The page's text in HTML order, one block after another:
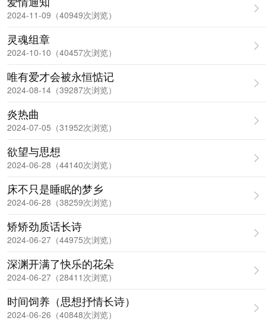
2024-11-09（40949次浏览）
灵魂组章
2024-10-10（40457次浏览）
唯有爱才会被永恒惦记
2024-08-14（39287次浏览）
炎热曲
2024-07-05（31952次浏览）
欲望与思想
2024-06-28（44140次浏览）
床不只是睡眠的梦乡
2024-06-28（38259次浏览）
矫矫劲质话长诗
2024-06-27（44975次浏览）
深渊开满了快乐的花朵
2024-06-27（28411次浏览）
时间饲养（思想抒情长诗）
2024-06-26（40848次浏览）